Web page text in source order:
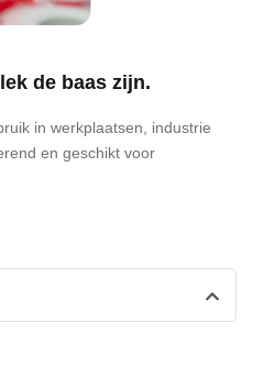
de baas zijn.
in werkplaatsen, industrie
en geschikt voor